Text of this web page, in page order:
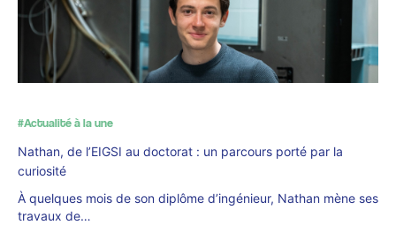
#Actualité à la une
Nathan, de l’EIGSI au doctorat : un parcours porté par la
curiosité
À quelques mois de son diplôme d’ingénieur, Nathan mène ses
travaux de…